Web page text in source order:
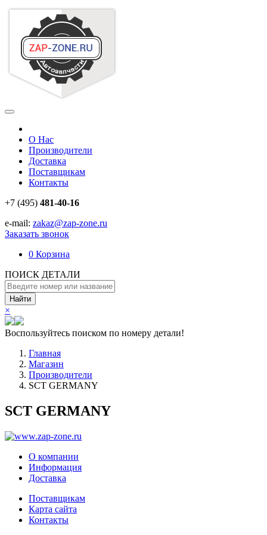
О Нас
Производители
Доставка
Поставщикам
Контакты
+7 (495) 481-40-16
e-mail: zakaz@zap-zone.ru
Заказать звонок
0 Корзина
ПОИСК ДЕТАЛИ
Найти
×
Воспользуйтесь поиском по номеру детали!
Главная
Магазин
Производители
SCT GERMANY
SCT GERMANY
О компании
Информация
Доставка
Поставщикам
Карта сайта
Контакты